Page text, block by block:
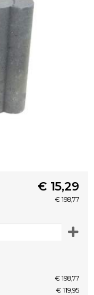
€ 15,29
€ 198,77
€ 198,77
€ 119,95